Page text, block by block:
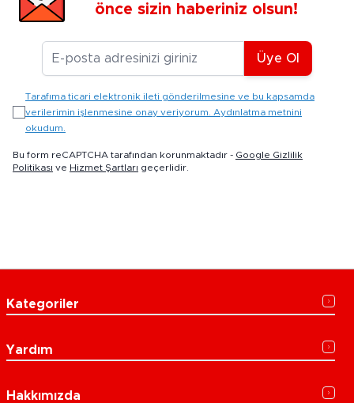
önce sizin haberiniz olsun!
E-posta Adresiniz
Üye Ol
Tarafıma ticari elektronik ileti gönderilmesine ve bu kapsamda
verilerimin işlenmesine onay veriyorum. Aydınlatma metnini
okudum.
Bu form reCAPTCHA tarafından korunmaktadır - Google Gizlilik
Politikası ve Hizmet Şartları geçerlidir.
Kategoriler
Yardım
Hakkımızda